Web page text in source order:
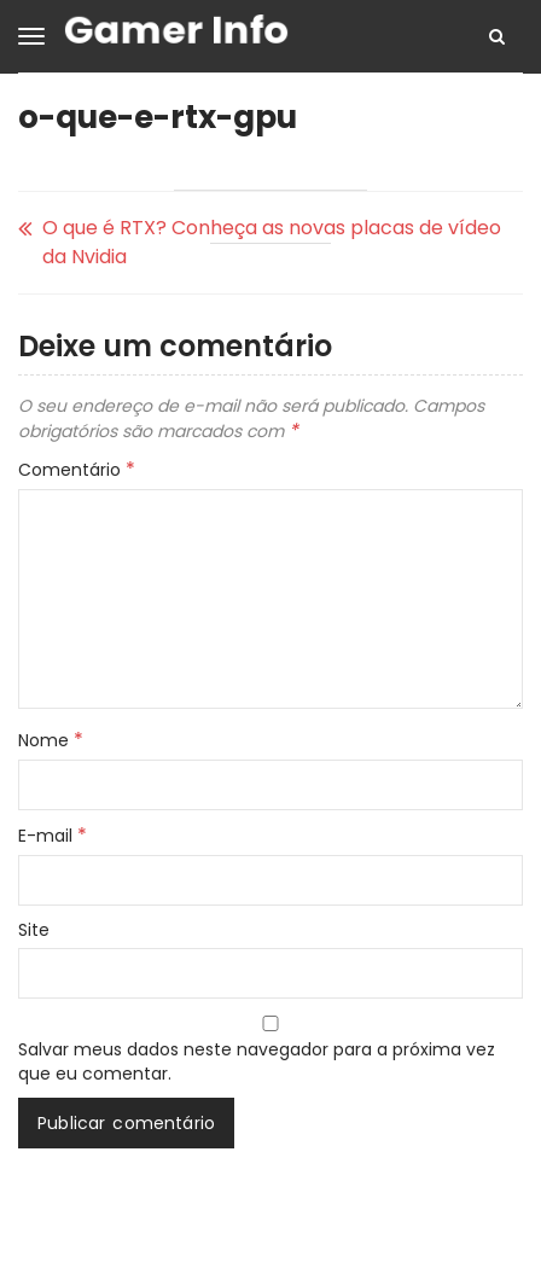
o-que-e-rtx-gpu
O que é RTX? Conheça as novas placas de vídeo
da Nvidia
Deixe um comentário
O seu endereço de e-mail não será publicado. Campos
obrigatórios são marcados com *
Comentário *
Nome *
E-mail *
Site
Salvar meus dados neste navegador para a próxima vez
que eu comentar.